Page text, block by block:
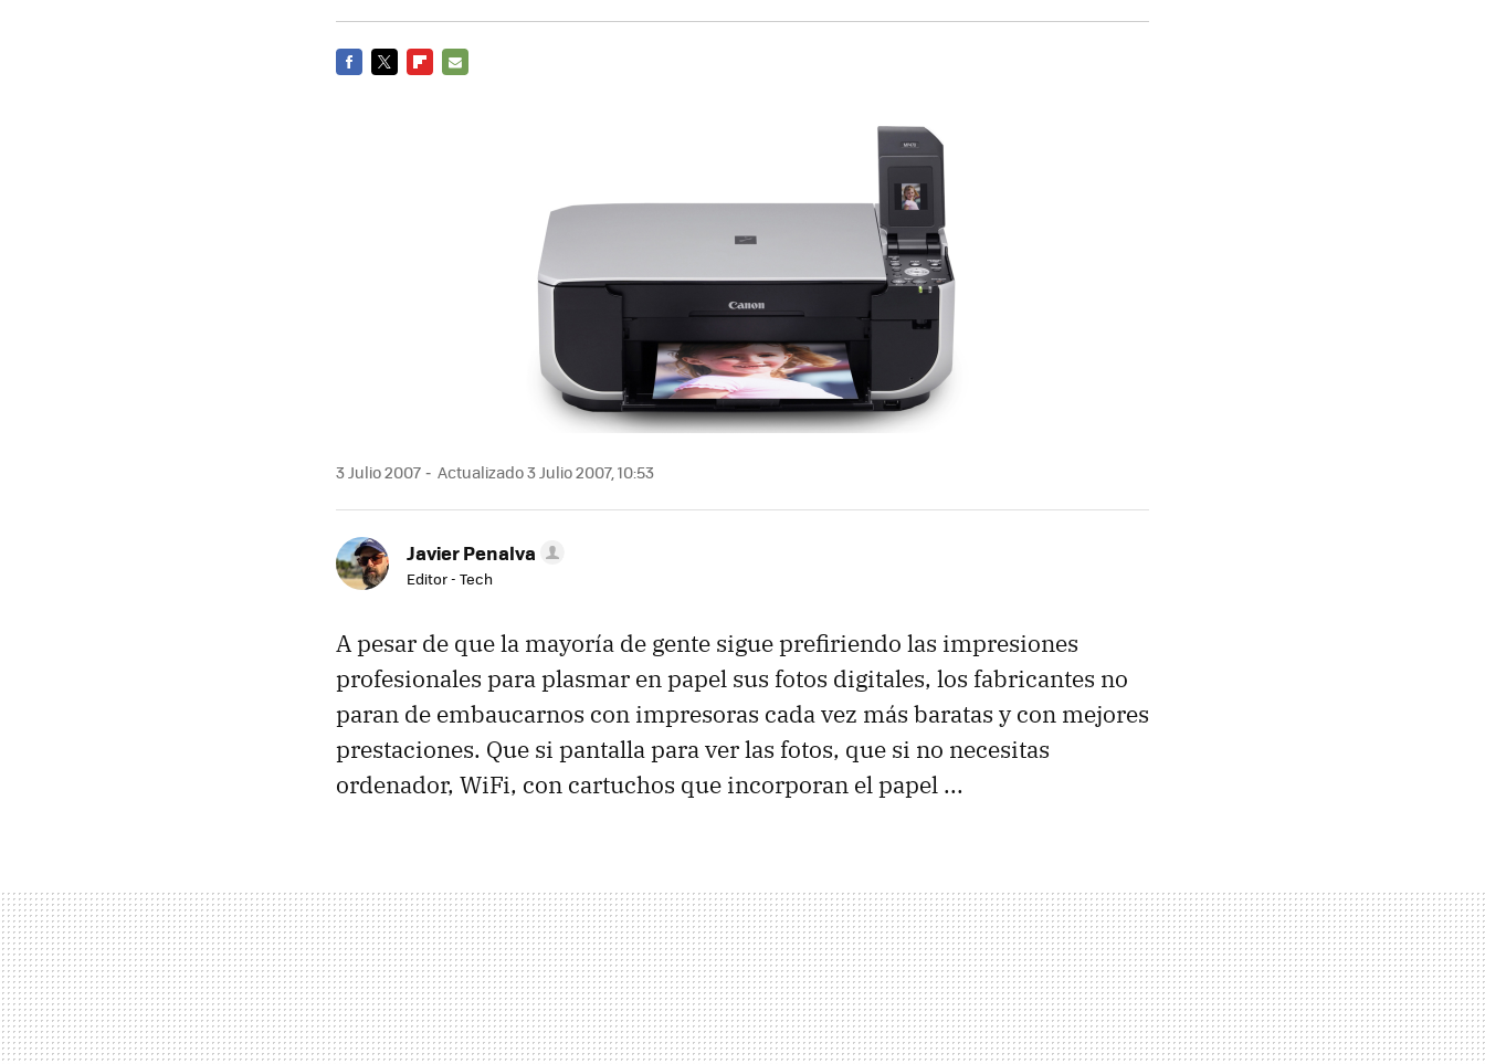
3 Julio 2007 Actualizado 3 Julio 2007, 10:53
Javier Penalva
Editor - Tech
A pesar de que la mayoría de gente sigue prefiriendo las impresiones
profesionales para plasmar en papel sus fotos digitales, los fabricantes no
paran de embaucarnos con impresoras cada vez más baratas y con mejores
prestaciones. Que si pantalla para ver las fotos, que si no necesitas
ordenador, WiFi, con cartuchos que incorporan el papel ...